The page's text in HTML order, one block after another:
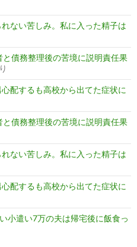
ない苦しみ。私に入った精子は
債務整理後の苦境に説明責任果
配するも高校から出てた症状に
債務整理後の苦境に説明責任果
ない苦しみ。私に入った精子は
配するも高校から出てた症状に
小遣い7万の夫は帰宅後に飯食っ